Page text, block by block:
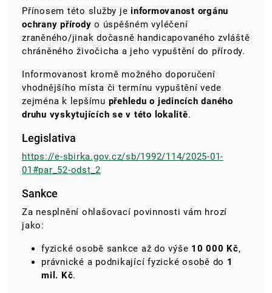
Přínosem této služby je informovanost orgánu
ochrany přírody o úspěšném vyléčení
zraněného/jinak dočasně handicapovaného zvláště
chráněného živočicha a jeho vypuštění do přírody.
Informovanost kromě možného doporučení
vhodnějšího místa či termínu vypuštění vede
zejména k lepšímu přehledu o jedincích daného
druhu vyskytujících se v této lokalitě.
Legislativa
https://e-sbirka.gov.cz/sb/1992/114/2025-01-
01#par_52-odst_2
Sankce
Za nesplnění ohlašovací povinnosti vám hrozí
jako:
fyzické osobě sankce až do výše 10 000 Kč,
právnické a podnikající fyzické osobě do 1
mil. Kč.